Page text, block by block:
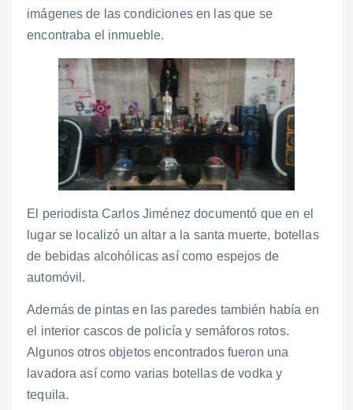
imágenes de las condiciones en las que se
encontraba el inmueble.
El periodista Carlos Jiménez documentó que en el
lugar se localizó un altar a la santa muerte, botellas
de bebidas alcohólicas así como espejos de
automóvil.
Además de pintas en las paredes también había en
el interior cascos de policía y semáforos rotos.
Algunos otros objetos encontrados fueron una
lavadora así como varias botellas de vodka y
tequila.